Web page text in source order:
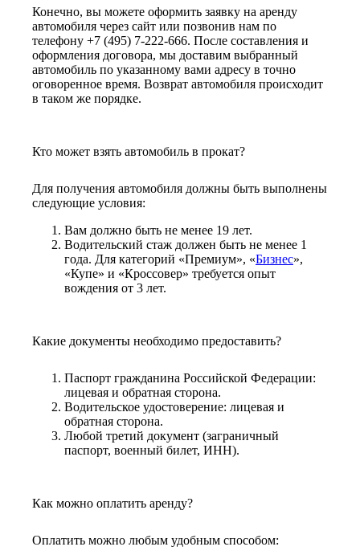
Конечно, вы можете оформить заявку на аренду
автомобиля через сайт или позвонив нам по
телефону +7 (495) 7-222-666. После составления и
оформления договора, мы доставим выбранный
автомобиль по указанному вами адресу в точно
оговоренное время. Возврат автомобиля происходит
в таком же порядке.
Кто может взять автомобиль в прокат?
Для получения автомобиля должны быть выполнены
следующие условия:
Вам должно быть не менее 19 лет.
Водительский стаж должен быть не менее 1
года. Для категорий «Премиум», «Бизнес»,
«Купе» и «Кроссовер» требуется опыт
вождения от 3 лет.
Какие документы необходимо предоставить?
Паспорт гражданина Российской Федерации:
лицевая и обратная сторона.
Водительское удостоверение: лицевая и
обратная сторона.
Любой третий документ (заграничный
паспорт, военный билет, ИНН).
Как можно оплатить аренду?
Оплатить можно любым удобным способом: